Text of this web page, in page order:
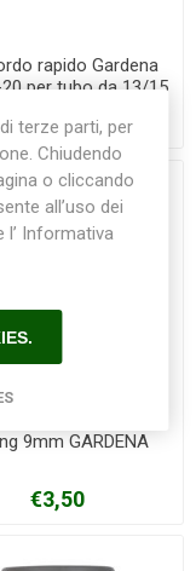
rapido Gardena
per tubo da 13/15
€6,50
9mm GARDENA
€3,50
terze parti, per
Chiudendo
o cliccando
all’uso dei
l’ Informativa